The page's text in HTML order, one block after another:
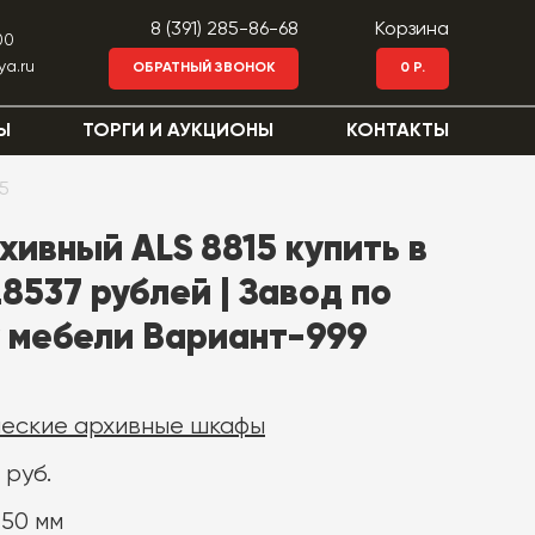
8 (391) 285-86-68
ОБРАТНЫЙ ЗВОНОК
Корзина
0 Р.
ТОРГИ И АУКЦИОНЫ КОНТАКТЫ
ALS 8815 купить в
рублей | Завод по
мебели Вариант-999
архивные шкафы
мм